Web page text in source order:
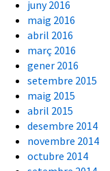
juny 2016
maig 2016
abril 2016
març 2016
gener 2016
setembre 2015
maig 2015
abril 2015
desembre 2014
novembre 2014
octubre 2014